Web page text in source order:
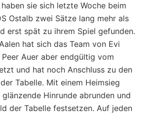
sie sich letzte Woche beim
Ostalb zwei Sätze lang mehr als
erst spät zu ihrem Spiel gefunden.
hat sich das Team von Evi
Auer aber endgültig vom
und hat noch Anschluss zu den
Tabelle. Mit einem Heimsieg
Hinrunde abrunden und
der Tabelle festsetzen. Auf jeden